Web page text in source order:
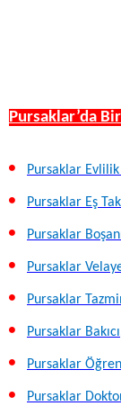
Pursaklar’da
Pursaklar Evlilik
Pursaklar Eş
Pursaklar
Pursaklar
Pursaklar
Pursaklar
Pursaklar
Pursaklar